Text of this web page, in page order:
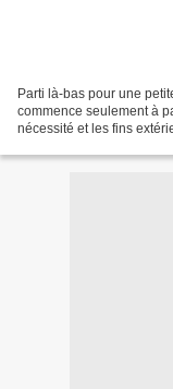
Parti là-bas pour une
commence seulement à
nécessité et les fins